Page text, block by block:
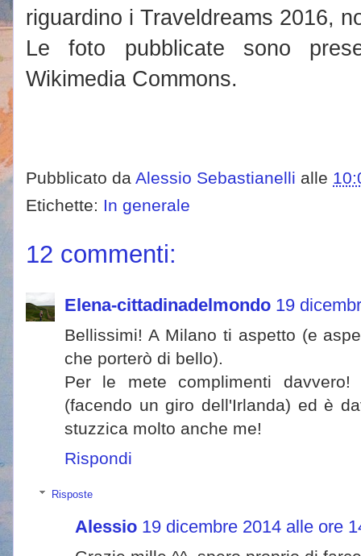
riguardino i Traveldreams 2016,
Le foto pubblicate sono
Wikimedia Commons.
Pubblicato da Alessio Sebastianelli alle
Etichette: In generale
12 commenti:
Elena-cittadinadelmondo 19
Bellissimi! A Milano ti aspetto (e
che porterò di bello).
Per le mete complimenti
(facendo un giro dell'Irlanda) ed è
stuzzica molto anche me!
Rispondi
Risposte
Alessio 19 dicembre 2014 alle ore